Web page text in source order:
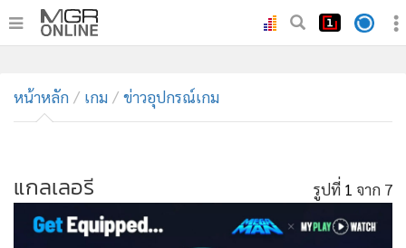
• ทันเหตุการณ์
• ภาคใต้
• Online Section
• บันเทิง
ผู้จัดการรายวัน
หน้าหลัก เกม ข่าวอุปกรณ์เกม
แกลเลอรี รูปที่ 1 จาก 7